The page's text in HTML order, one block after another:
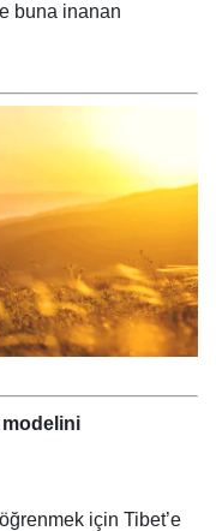
buna inanan
modelini
için Tibet’e